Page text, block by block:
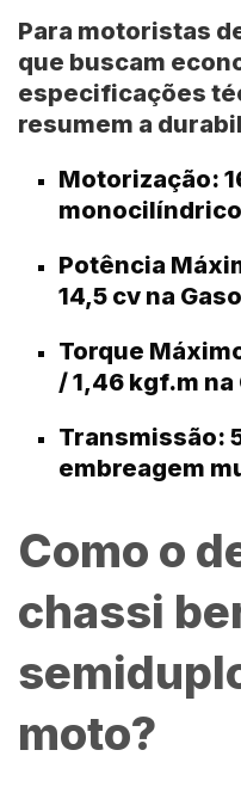
Para motoristas
que buscam
especificações
resumem a
Motorização:
Potência
14,5 cv na
Torque
/ 1,46 kgf.m
Transmissão:
embreagem
Como o
chassi
moto?